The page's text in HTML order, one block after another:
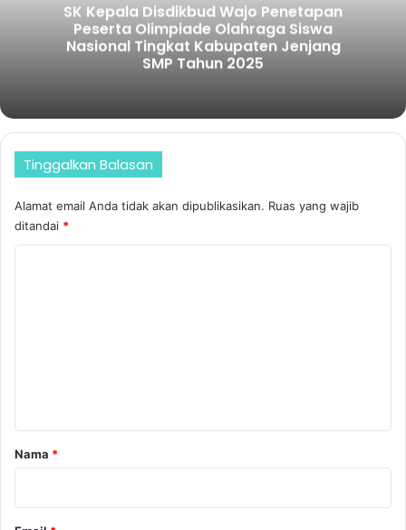
SK Kepala Disdikbud Wajo Penetapan
Peserta Olimpiade Olahraga Siswa
Nasional Tingkat Kabupaten Jenjang
SMP Tahun 2025
Tinggalkan Balasan
Alamat email Anda tidak akan dipublikasikan. Ruas yang wajib
ditandai *
rNama *